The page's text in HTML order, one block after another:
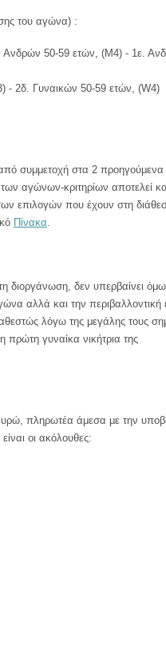
του αγώνα) :
50-59 ετών, (Μ4) - 1ε.
- 2δ. Γυναικών 50-59 ετών,
συμμετοχή στα 2 προηγούμενα
αγώνων-κριτηρίων αποτελεί
επιλογών που έχουν στη
Πίνακα.
διοργάνωση, δεν υπερβαίνει
αλλά και την περιβαλλοντική
λόγω της μεγάλης τους
γυναίκα νικήτρια της
πληρωτέα άμεσα με την
οι ακόλουθες: